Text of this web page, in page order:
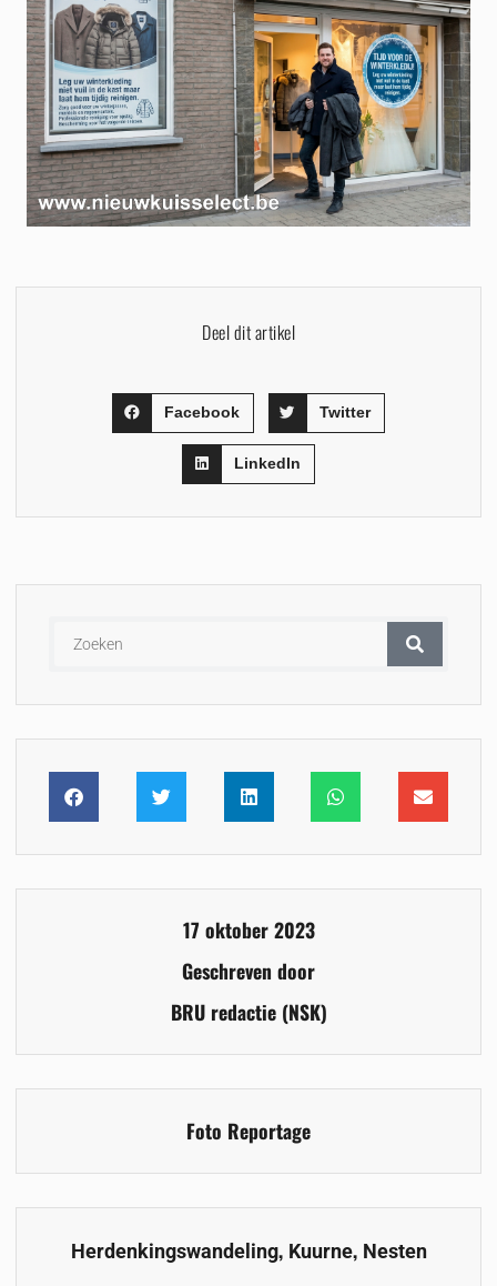
Deel dit artikel
Facebook Twitter
LinkedIn
17 oktober 2023
Geschreven door
BRU redactie (NSK)
Foto Reportage
Herdenkingswandeling, Kuurne, Nesten